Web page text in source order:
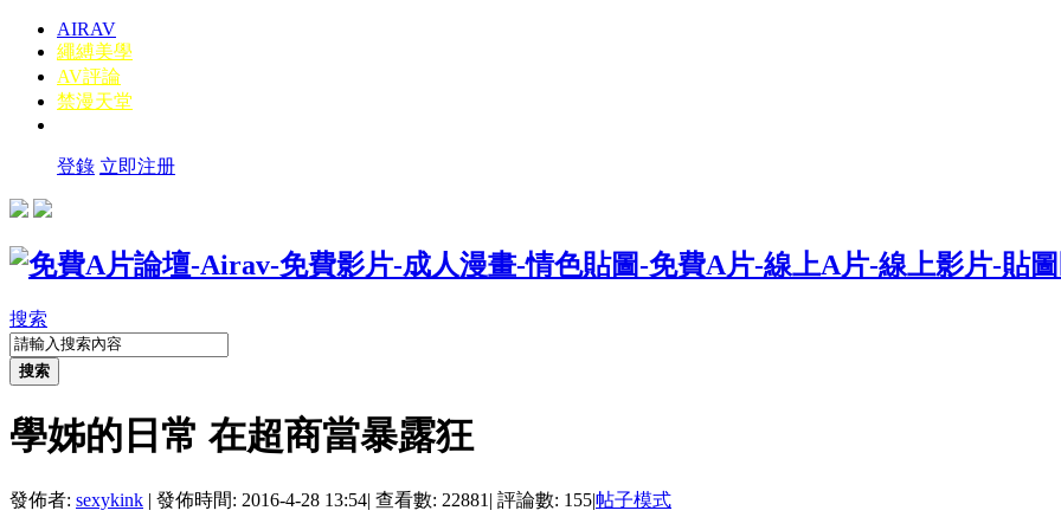
AIRAV
繩縛美學
AV評論
禁漫天堂
登錄 立即注册
搜索
搜索
學姊的日常 在超商當暴露狂
發佈者: sexykink | 發佈時間: 2016-4-28 13:54| 查看數: 22881 | 評論數: 155|帖子模式